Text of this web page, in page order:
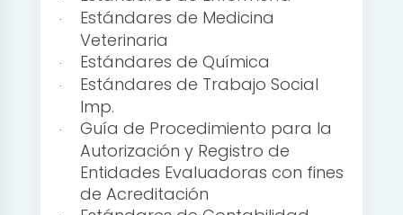
·
Estándares de Medicina
Veterinaria
· Estándares de Química
·
Estándares de Trabajo Social
Imp.
·
Guía de Procedimiento para la
Autorización y Registro de
Entidades Evaluadoras con fines
de Acreditación